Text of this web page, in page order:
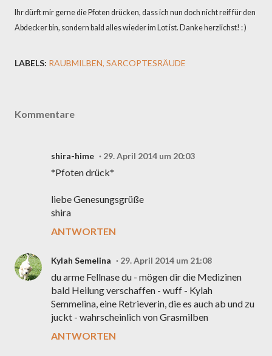
Ihr dürft mir gerne die Pfoten drücken, dass ich nun doch nicht reif für den
Abdecker bin, sondern bald alles wieder im Lot ist. Danke herzlichst! : )
LABELS: RAUBMILBEN SARCOPTESRÄUDE
Kommentare
shira-hime 29. April 2014 um 20:03
*Pfoten drück*
liebe Genesungsgrüße
shira
ANTWORTEN
Kylah Semelina 29. April 2014 um 21:08
du arme Fellnase du - mögen dir die Medizinen
bald Heilung verschaffen - wuff - Kylah
Semmelina, eine Retrieverin, die es auch ab und zu
juckt - wahrscheinlich von Grasmilben
ANTWORTEN